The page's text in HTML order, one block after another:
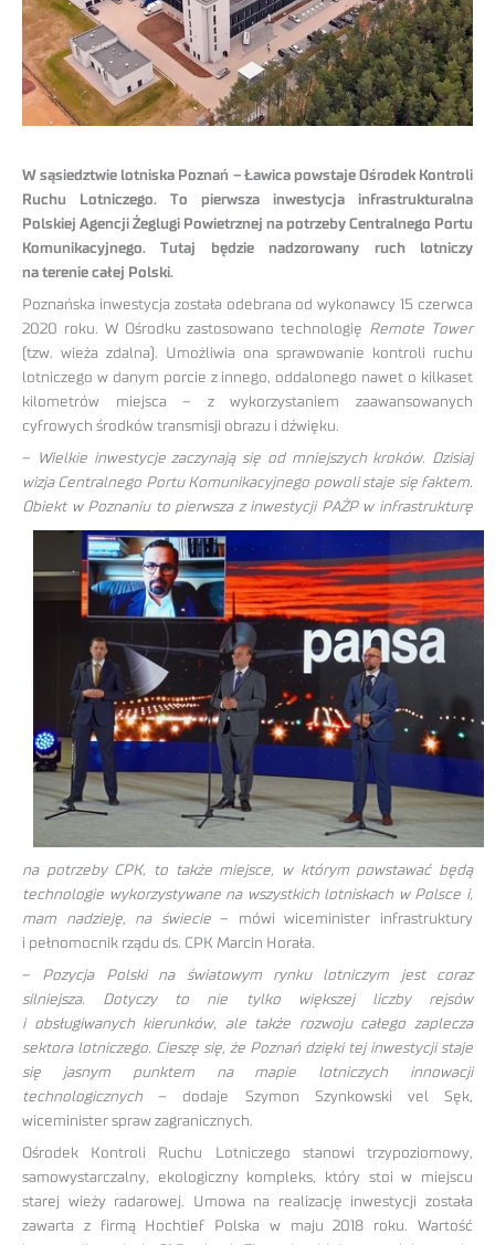
W sąsiedztwie lotniska Poznań – Ławica powstaje Ośrodek Kontroli
Ruchu Lotniczego. To pierwsza inwestycja infrastrukturalna
Polskiej Agencji Żeglugi Powietrznej na potrzeby Centralnego Portu
Komunikacyjnego. Tutaj będzie nadzorowany ruch lotniczy
na terenie całej Polski.
Poznańska inwestycja została odebrana od wykonawcy 15 czerwca
2020 roku. W Ośrodku zastosowano technologię Remote Tower
(tzw. wieża zdalna). Umożliwia ona sprawowanie kontroli ruchu
lotniczego w danym porcie z innego, oddalonego nawet o kilkaset
kilometrów miejsca – z wykorzystaniem zaawansowanych
cyfrowych środków transmisji obrazu i dźwięku.
–
Wielkie inwestycje zaczynają się od mniejszych kroków. Dzisiaj
wizja Centralnego Portu Komunikacyjnego powoli staje się faktem.
Obiekt w Poznaniu to pierwsza z inwestycji PAŻP w infrastrukturę
na potrzeby CPK, to także miejsce, w którym powstawać będą
technologie wykorzystywane na wszystkich lotniskach w Polsce i,
mam nadzieję, na świecie– mówi wiceminister infrastruktury
i pełnomocnik rządu ds. CPK Marcin Horała.
– Pozycja Polski na światowym rynku lotniczym jest coraz
silniejsza. Dotyczy to nie tylko większej liczby rejsów
i obsługiwanych kierunków, ale także rozwoju całego zaplecza
sektora lotniczego. Cieszę się, że Poznań dzięki tej inwestycji staje
się jasnym punktem na mapie lotniczych innowacji
technologicznych – dodaje Szymon Szynkowski vel Sęk,
wiceminister spraw zagranicznych.
Ośrodek Kontroli Ruchu Lotniczego stanowi trzypoziomowy,
samowystarczalny, ekologiczny kompleks, który stoi w miejscu
starej wieży radarowej. Umowa na realizację inwestycji została
zawarta z firmą Hochtief Polska w maju 2018 roku. Wartość